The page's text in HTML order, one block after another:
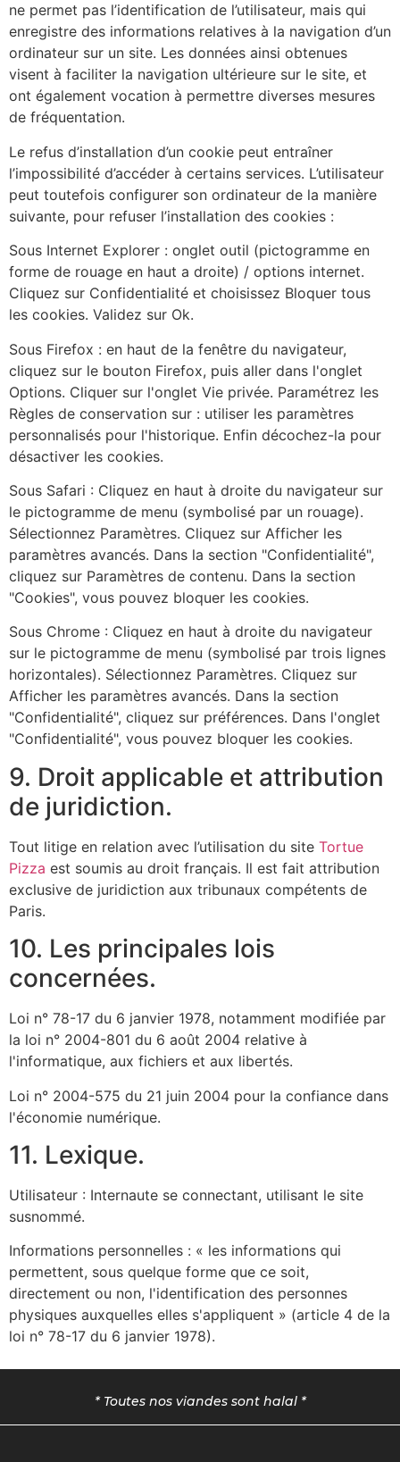
ne permet pas l’identification de l’utilisateur, mais qui
enregistre des informations relatives à la navigation d’un
ordinateur sur un site. Les données ainsi obtenues
visent à faciliter la navigation ultérieure sur le site, et
ont également vocation à permettre diverses mesures
de fréquentation.
Le refus d’installation d’un cookie peut entraîner
l’impossibilité d’accéder à certains services. L’utilisateur
peut toutefois configurer son ordinateur de la manière
suivante, pour refuser l’installation des cookies :
Sous Internet Explorer : onglet outil (pictogramme en
forme de rouage en haut a droite) / options internet.
Cliquez sur Confidentialité et choisissez Bloquer tous
les cookies. Validez sur Ok.
Sous Firefox : en haut de la fenêtre du navigateur,
cliquez sur le bouton Firefox, puis aller dans l'onglet
Options. Cliquer sur l'onglet Vie privée. Paramétrez les
Règles de conservation sur : utiliser les paramètres
personnalisés pour l'historique. Enfin décochez-la pour
désactiver les cookies.
Sous Safari : Cliquez en haut à droite du navigateur sur
le pictogramme de menu (symbolisé par un rouage).
Sélectionnez Paramètres. Cliquez sur Afficher les
paramètres avancés. Dans la section "Confidentialité",
cliquez sur Paramètres de contenu. Dans la section
"Cookies", vous pouvez bloquer les cookies.
Sous Chrome : Cliquez en haut à droite du navigateur
sur le pictogramme de menu (symbolisé par trois lignes
horizontales). Sélectionnez Paramètres. Cliquez sur
Afficher les paramètres avancés. Dans la section
"Confidentialité", cliquez sur préférences. Dans l'onglet
"Confidentialité", vous pouvez bloquer les cookies.
9. Droit applicable et attribution
de juridiction.
Tout litige en relation avec l’utilisation du site Tortue
Pizza est soumis au droit français. Il est fait attribution
exclusive de juridiction aux tribunaux compétents de
Paris.
10. Les principales lois
concernées.
Loi n° 78-17 du 6 janvier 1978, notamment modifiée par
la loi n° 2004-801 du 6 août 2004 relative à
l'informatique, aux fichiers et aux libertés.
Loi n° 2004-575 du 21 juin 2004 pour la confiance dans
l'économie numérique.
11. Lexique.
Utilisateur : Internaute se connectant, utilisant le site
susnommé.
Informations personnelles : « les informations qui
permettent, sous quelque forme que ce soit,
directement ou non, l'identification des personnes
physiques auxquelles elles s'appliquent » (article 4 de la
loi n° 78-17 du 6 janvier 1978).
* Toutes nos viandes sont halal *